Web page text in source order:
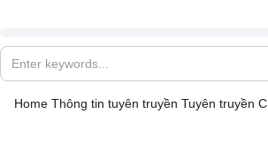
Home Thông tin tuyên truyền Tuyên truyền C